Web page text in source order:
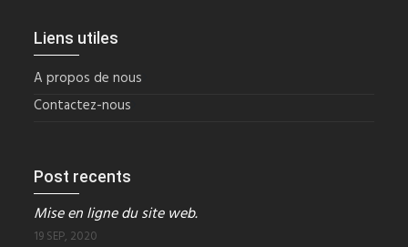
Liens utiles
A propos de nous
Contactez-nous
Post recents
Mise en ligne du site web.
19 SEP, 2020